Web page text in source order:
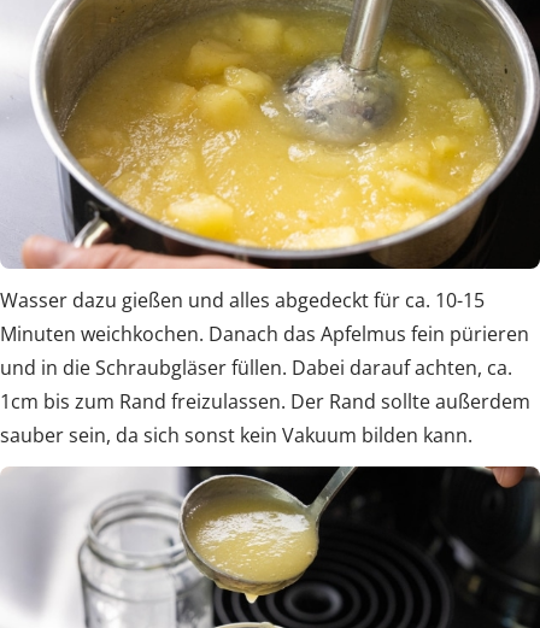
Wasser dazu gießen und alles abgedeckt für ca. 10-15
Minuten weichkochen. Danach das Apfelmus fein pürieren
und in die Schraubgläser füllen. Dabei darauf achten, ca.
1cm bis zum Rand freizulassen. Der Rand sollte außerdem
sauber sein, da sich sonst kein Vakuum bilden kann.